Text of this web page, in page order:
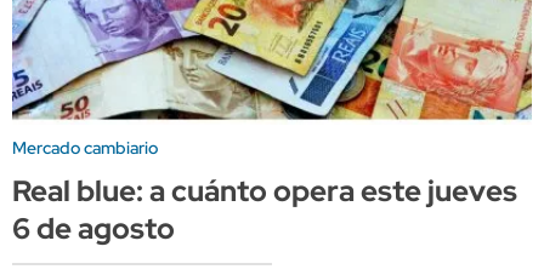
Mercado cambiario
Real blue: a cuánto opera este jueves
6 de agosto